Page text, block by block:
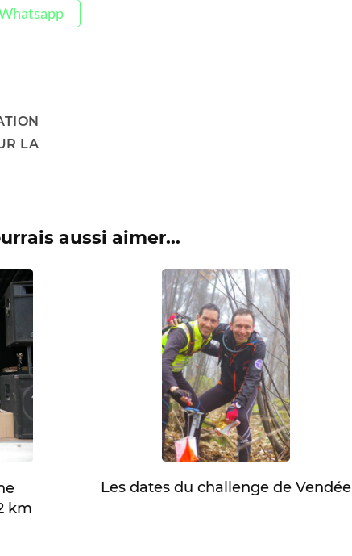
LA
aussi aimer...
km
Les dates du challenge de Vendée